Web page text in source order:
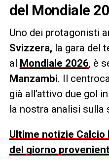
del Mondiale
Uno dei protagonisti
Svizzera, la gara del
al
Mondiale 2026, è
Manzambi. Il
già all’attivo due gol
la nostra analisi sulla
Ultime notizie
del giorno